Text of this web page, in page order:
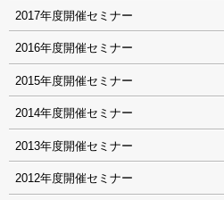
2017
2016
2015
2014
2013
2012